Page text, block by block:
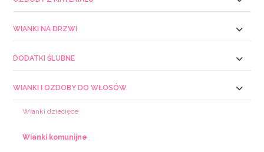
WIANKI NA DRZWI
DODATKI ŚLUBNE
WIANKI I OZDOBY DO WŁOSÓW
Wianki dziecięce
Wianki komunijne